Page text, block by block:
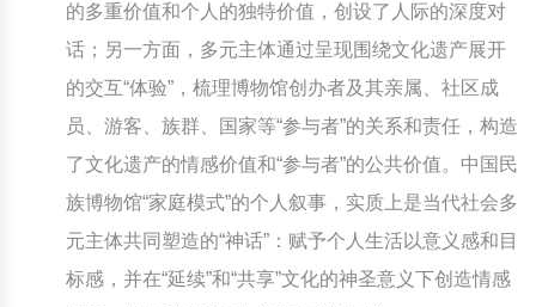
中华文脉
紫砂壶
中国结
剪纸艺术
中华文脉
紫砂壶
中国结
剪纸艺术
的多重价值和个人的独特价值，创设了人际的深度对
话；另一方面，多元主体通过呈现围绕文化遗产展开
的交互“体验”，梳理博物馆创办者及其亲属、社区成
员、游客、族群、国家等“参与者”的关系和责任，构造
了文化遗产的情感价值和“参与者”的公共价值。中国民
族博物馆“家庭模式”的个人叙事，实质上是当代社会多
元主体共同塑造的“神话”：赋予个人生活以意义感和目
标感，并在“延续”和“共享”文化的神圣意义下创造情感